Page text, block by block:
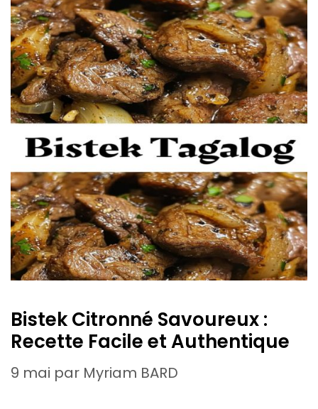
Bistek Citronné Savoureux :
Recette Facile et Authentique
9 mai par Myriam BARD